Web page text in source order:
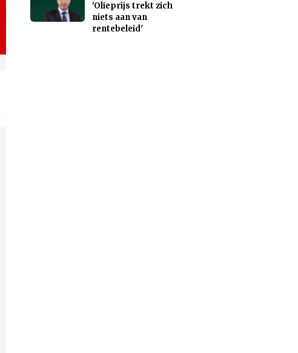
'Olieprijs trekt zich
niets aan van
rentebeleid'